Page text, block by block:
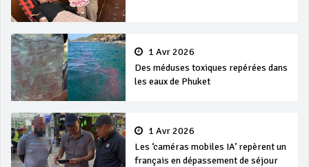
1 Avr 2026
Des méduses toxiques repérées dans
les eaux de Phuket
1 Avr 2026
Les ‘caméras mobiles IA’ repèrent un
français en dépassement de séjour